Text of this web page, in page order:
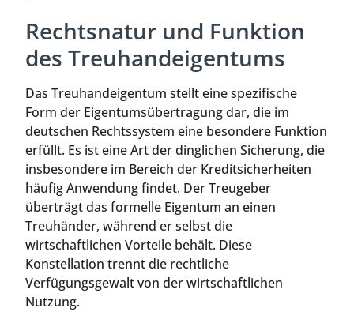
Rechtsnatur und Funktion
des Treuhandeigentums
Das Treuhandeigentum stellt eine spezifische
Form der Eigentumsübertragung dar, die im
deutschen Rechtssystem eine besondere Funktion
erfüllt. Es ist eine Art der dinglichen Sicherung, die
insbesondere im Bereich der Kreditsicherheiten
häufig Anwendung findet. Der Treugeber
überträgt das formelle Eigentum an einen
Treuhänder, während er selbst die
wirtschaftlichen Vorteile behält. Diese
Konstellation trennt die rechtliche
Verfügungsgewalt von der wirtschaftlichen
Nutzung.